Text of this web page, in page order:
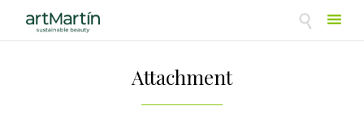

Attachment